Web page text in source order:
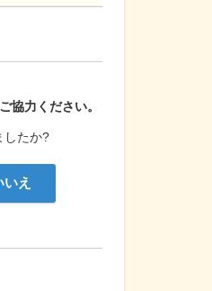
協力ください。
したか?
いえ